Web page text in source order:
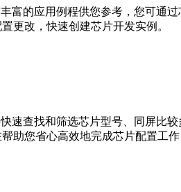
富的应用例程供您参考，您可通
更改，快速创建芯片开发实例。
速查找和筛选芯片型号、同屏比
助您省心高效地完成芯片配置工